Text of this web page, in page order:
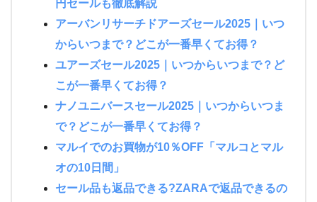
円セールも徹底解説
アーバンリサーチドアーズセール2025｜いつ
からいつまで？どこが一番早くてお得？
ユアーズセール2025｜いつからいつまで？ど
こが一番早くてお得？
ナノユニバースセール2025｜いつからいつま
で？どこが一番早くてお得？
マルイでのお買物が10％OFF「マルコとマル
オの10日間」
セール品も返品できる?ZARAで返品できるの